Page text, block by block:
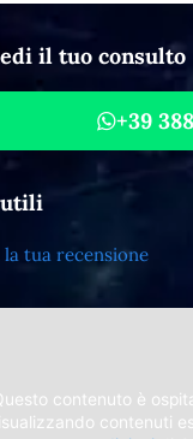
il tuo consulto
+39
la tua recensione
contenuto è
contenuti